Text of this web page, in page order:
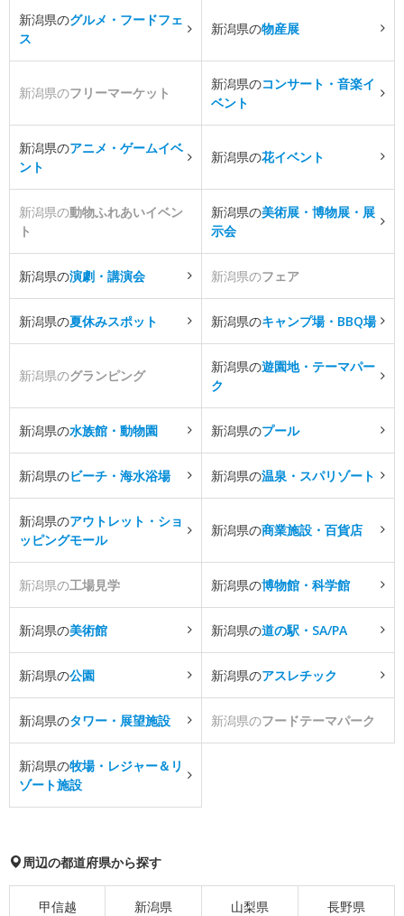
新潟県のグルメ・フードフェ
ス
新潟県の物産展
新潟県のフリーマーケット
新潟県のコンサート・音楽イ
ベント
新潟県のアニメ・ゲームイベ
ント
新潟県の花イベント
新潟県の動物ふれあいイベン
ト
新潟県の美術展・博物展・展
示会
新潟県の演劇・講演会 新潟県のフェア
新潟県の夏休みスポット 新潟県のキャンプ場・BBQ場
新潟県のグランピング
新潟県の遊園地・テーマパー
ク
新潟県の水族館・動物園 新潟県のプール
新潟県のビーチ・海水浴場 新潟県の温泉・スパリゾート
新潟県のアウトレット・ショ
ッピングモール
新潟県の商業施設・百貨店
新潟県の工場見学 新潟県の博物館・科学館
新潟県の美術館 新潟県の道の駅・SA/PA
新潟県の公園 新潟県のアスレチック
新潟県のタワー・展望施設 新潟県のフードテーマパーク
新潟県の牧場・レジャー＆リ
ゾート施設
周辺の都道府県から探す
甲信越 新潟県 山梨県 長野県